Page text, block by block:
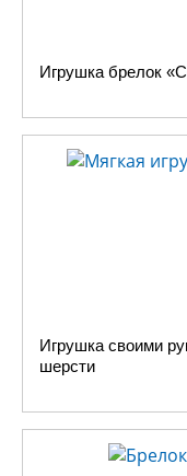
Игрушка брелок
Игрушка своими
шерсти